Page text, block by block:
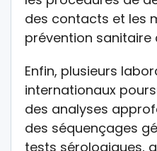
des contacts et les
prévention sanitaire
Enfin, plusieurs
internationaux
des analyses
des séquençages
tests sérologiques,